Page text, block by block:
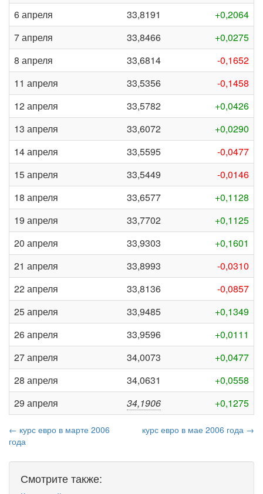
6 апреля
33,8191
+0,2064
7 апреля
33,8466
+0,0275
8 апреля
33,6814
-0,1652
11 апреля
33,5356
-0,1458
12 апреля
33,5782
+0,0426
13 апреля
33,6072
+0,0290
14 апреля
33,5595
-0,0477
15 апреля
33,5449
-0,0146
18 апреля
33,6577
+0,1128
19 апреля
33,7702
+0,1125
20 апреля
33,9303
+0,1601
21 апреля
33,8993
-0,0310
22 апреля
33,8136
-0,0857
25 апреля
33,9485
+0,1349
26 апреля
33,9596
+0,0111
27 апреля
34,0073
+0,0477
28 апреля
34,0631
+0,0558
29 апреля
34,1906 +0,1275
← курс евро в марте 2006
года
курс евро в мае 2006 года →
Смотрите также: